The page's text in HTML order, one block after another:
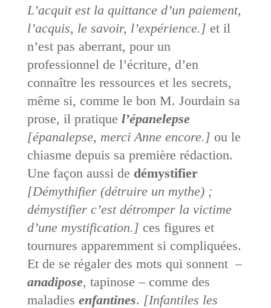
L’acquit est la quittance d’un paiement,
l’acquis, le savoir, l’expérience.] et il
n’est pas aberrant, pour un
professionnel de l’écriture, d’en
connaître les ressources et les secrets,
même si, comme le bon M. Jourdain sa
prose, il pratique l’épanelepse
[épanalepse, merci Anne encore.] ou le
chiasme depuis sa première rédaction.
Une façon aussi de démystifier
[Démythifier (détruire un mythe) ;
démystifier c’est détromper la victime
d’une mystification.] ces figures et
tournures apparemment si compliquées.
Et de se régaler des mots qui sonnent –
anadipose, tapinose – comme des
maladies enfantines. [Infantiles les